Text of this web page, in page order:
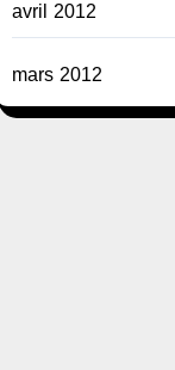
avril 2012
mars 2012